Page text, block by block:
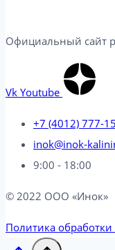
Официальный сайт
Vk Youtube
+7 (4012) 777-
inok@inok-
9:00 - 18:00
© 2022 ООО «Инок»
Политика